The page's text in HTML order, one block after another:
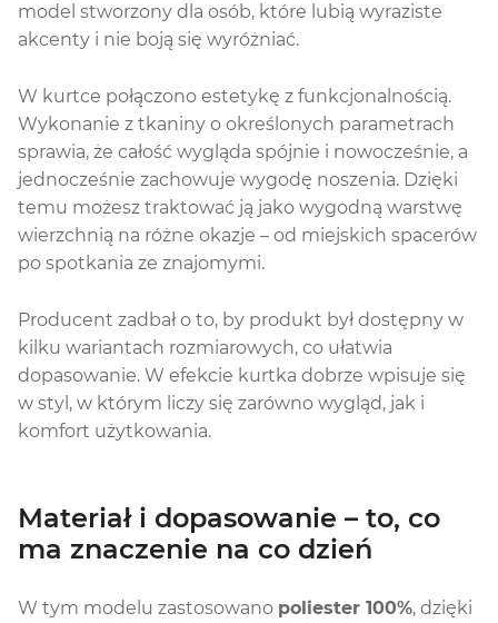
model stworzony dla osób, które lubią wyraziste
akcenty i nie boją się wyróżniać.
W kurtce połączono estetykę z funkcjonalnością.
Wykonanie z tkaniny o określonych parametrach
sprawia, że całość wygląda spójnie i nowocześnie, a
jednocześnie zachowuje wygodę noszenia. Dzięki
temu możesz traktować ją jako wygodną warstwę
wierzchnią na różne okazje – od miejskich spacerów
po spotkania ze znajomymi.
Producent zadbał o to, by produkt był dostępny w
kilku wariantach rozmiarowych, co ułatwia
dopasowanie. W efekcie kurtka dobrze wpisuje się
w styl, w którym liczy się zarówno wygląd, jak i
komfort użytkowania.
Materiał i dopasowanie – to, co
ma znaczenie na co dzień
W tym modelu zastosowano poliester 100%, dzięki